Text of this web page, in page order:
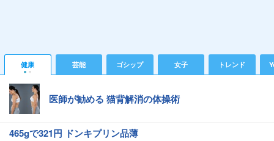
健康 芸能 ゴシップ 女子 トレンド
医師が勧める 猫背解消の体操術
465gで321円 ドンキプリン品薄